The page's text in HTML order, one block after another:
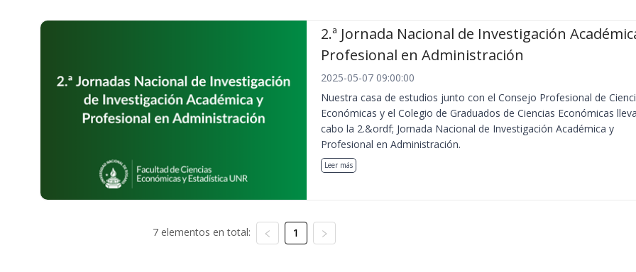
2.ª Jornada Nacional de Investigación
Profesional en Administración
2025-05-07 09:00:00
Nuestra casa de estudios junto con el Consejo Profesional de
Económicas y el Colegio de Graduados de Ciencias Económicas
cabo la 2.&ordf; Jornada Nacional de Investigación Académica y
Profesional en Administración.
Leer más
7 elementos en total: 1